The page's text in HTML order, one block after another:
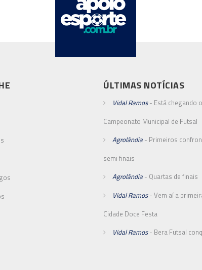
ÚLTIMAS NOTÍCIAS
Vidal Ramos- Está chegando
Campeonato Municipal de Futsal
Agrolândia - Primeiros
semi finais
Agrolândia - Quartas de finais
Vidal Ramos- Vem aí a
Cidade Doce Festa
Vidal Ramos- Bera Futsal